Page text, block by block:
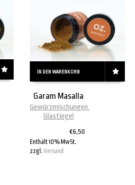
IN DEN WARENKORB
Garam Masalla
Gewürzmischungen,
Glastiegel
€6,50
Enthält 10% MwSt.
zzgl.Versand